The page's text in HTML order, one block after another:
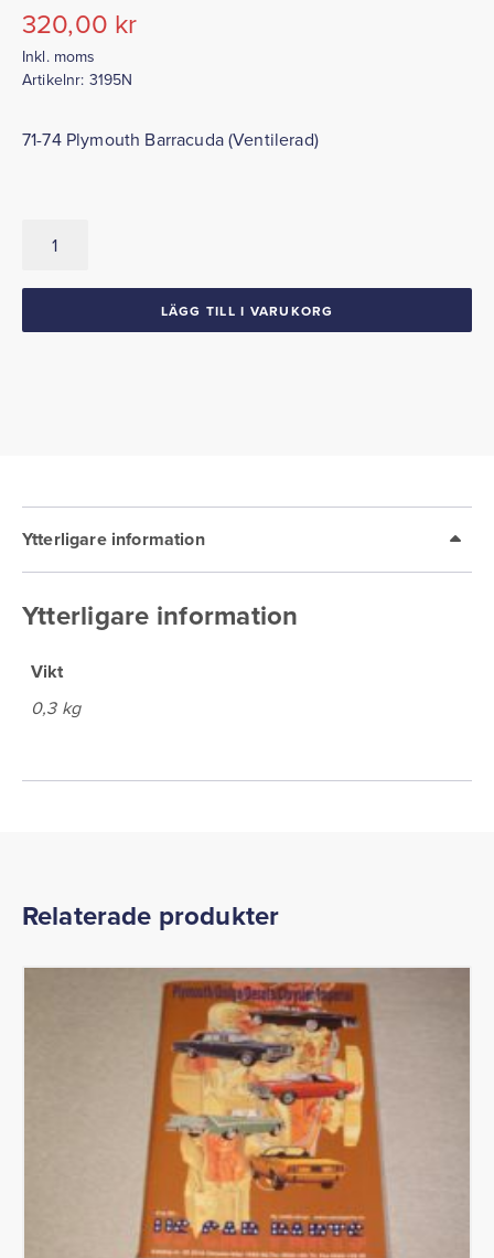
320,00 kr
Inkl. moms
Artikelnr: 3195N
71-74 Plymouth Barracuda (Ventilerad)
mängd
LÄGG TILL I VARUKORG
Ytterligare information
Ytterligare information
Vikt
0,3 kg
Relaterade produkter